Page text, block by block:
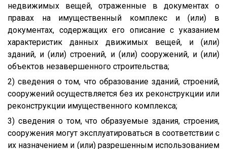
недвижимых вещей, отраженные в документах о
правах на имущественный комплекс и (или) в
документах, содержащих его описание с указанием
характеристик данных движимых вещей, и (или)
зданий, и (или) строений, и (или) сооружений, и (или)
объектов незавершенного строительства;
2) сведения о том, что образование зданий, строений,
сооружений осуществляется без их реконструкции или
реконструкции имущественного комплекса;
3) сведения о том, что образуемые здания, строения,
сооружения могут эксплуатироваться в соответствии с
их назначением и (или) разрешенным использованием